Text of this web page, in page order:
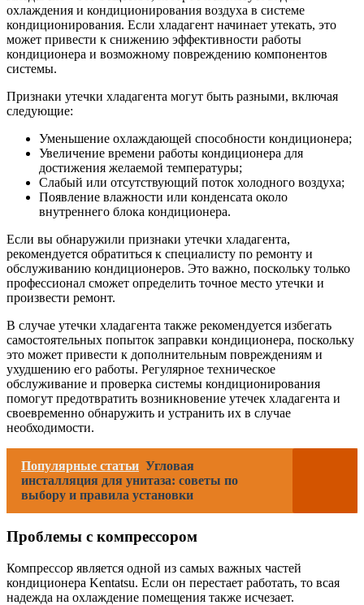
охлаждения и кондиционирования воздуха в системе
кондиционирования. Если хладагент начинает утекать, это
может привести к снижению эффективности работы
кондиционера и возможному повреждению компонентов
системы.
Признаки утечки хладагента могут быть разными, включая
следующие:
Уменьшение охлаждающей способности кондиционера;
Увеличение времени работы кондиционера для
достижения желаемой температуры;
Слабый или отсутствующий поток холодного воздуха;
Появление влажности или конденсата около
внутреннего блока кондиционера.
Если вы обнаружили признаки утечки хладагента,
рекомендуется обратиться к специалисту по ремонту и
обслуживанию кондиционеров. Это важно, поскольку только
профессионал сможет определить точное место утечки и
произвести ремонт.
В случае утечки хладагента также рекомендуется избегать
самостоятельных попыток заправки кондиционера, поскольку
это может привести к дополнительным повреждениям и
ухудшению его работы. Регулярное техническое
обслуживание и проверка системы кондиционирования
помогут предотвратить возникновение утечек хладагента и
своевременно обнаружить и устранить их в случае
необходимости.
Популярные статьи Угловая
инсталляция для унитаза: советы по
выбору и правила установки
Проблемы с компрессором
Компрессор является одной из самых важных частей
кондиционера Kentatsu. Если он перестает работать, то всая
надежда на охлаждение помещения также исчезает.